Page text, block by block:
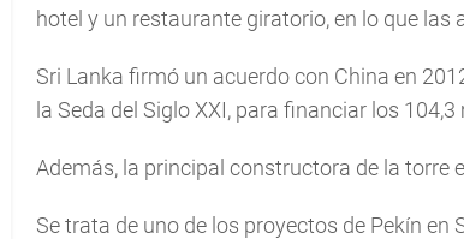
hotel y un restaurante giratorio, en lo que
Sri Lanka firmó un acuerdo con China en
la Seda del Siglo XXI, para financiar los
Además, la principal constructora de la torre
Se trata de uno de los proyectos de Pekín